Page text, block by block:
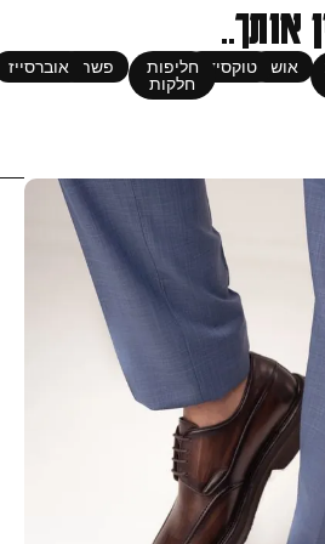
חליפות
חלקות
פשתן אוברסייז